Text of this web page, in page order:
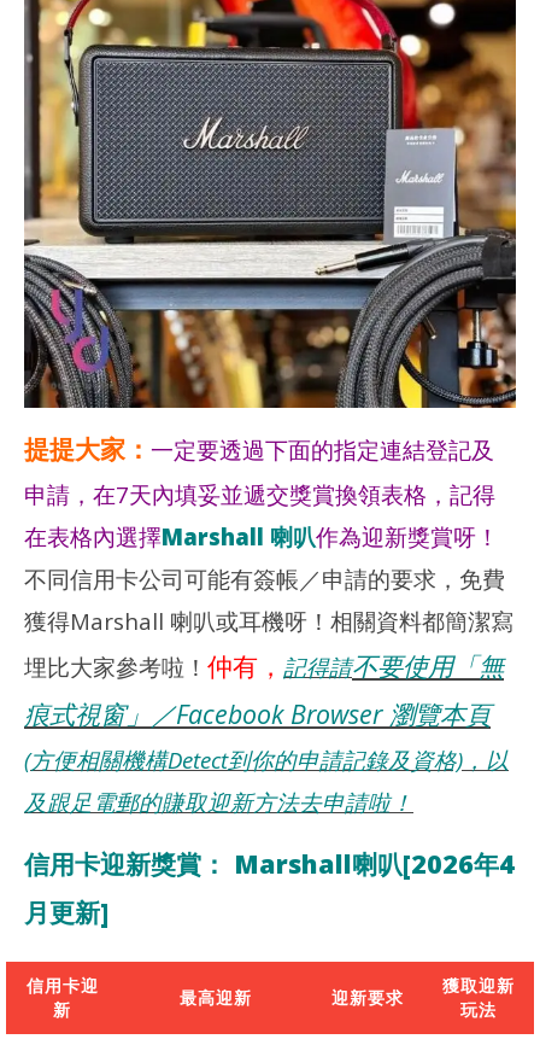
提提大家： 一定要透過下面的指定連結登記及
申請，在7天內填妥並遞交獎賞換領表格，記得
在表格內選擇Marshall 喇叭作為迎新獎賞呀！
不同信用卡公司可能有簽帳／申請的要求，免費
獲得Marshall 喇叭或耳機呀！相關資料都簡潔寫
埋比大家參考啦！ 仲有， 記得請不要使用「無
痕式視窗」／Facebook Browser 瀏覽本頁
(方便相關機構Detect到你的申請記錄及資格)，以
及跟足電郵的賺取迎新方法去申請啦！
信用卡迎新獎賞： Marshall喇叭[2026年4
月更新]
信用卡迎
新
最高迎新 迎新要求
獲取迎新
玩法